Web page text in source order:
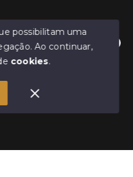
para te ajudar.
- Todos os direitos
possibilitam uma
Ao continuar,
cookies.